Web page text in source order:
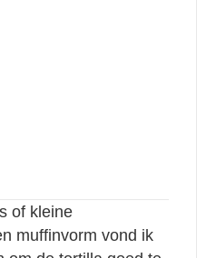
of kleine
muffinvorm vond ik